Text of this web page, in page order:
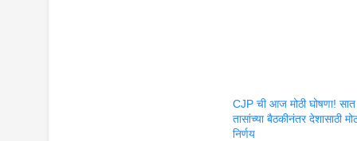
CJP ची आज मोठी घोषणा! सात
तासांच्या बैठकीनंतर देशासाठी
निर्णय